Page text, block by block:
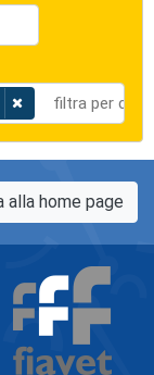
alla home page